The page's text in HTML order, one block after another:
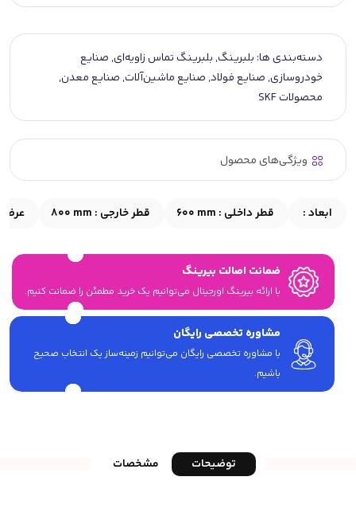
دسته‌بندی ها: بلبرینگ,بلبرینگ تماس زاویه‌ای,صنایع
خودروسازی,صنایع فولاد,صنایع ماشین‌آلات,صنایع معدن,
محصولات SKF
ویژگی‌های محصول
ابعاد : قطر داخلی : 600 mm قطر خارجی : 800 mm
ضمانت اصالت بیرینگ
با ارائه بیرینگ اورجینال می‎‌توانیم یک خرید مطمئن را ضمانت کنیم.
مشاوره تخصصی رایگان
با مشاوره تخصصی رایگان می‌توانیم زمینه‌ساز یک انتخاب صحیح
باشیم.
توضیحات مشخصات